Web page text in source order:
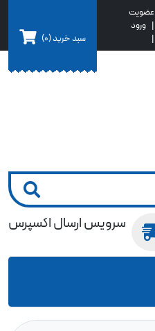
عضویت
| ورود
|
سبد خرید(0)
سرویس ارسال اکسپرس